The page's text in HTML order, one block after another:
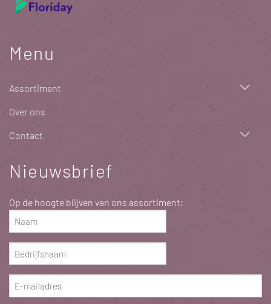
Menu
Assortiment
Over ons
Contact
Nieuwsbrief
Op de hoogte blijven van ons assortiment:
Naam
(Vereist)
Bedrijfsnaam
(Vereist)
E-
mailadres